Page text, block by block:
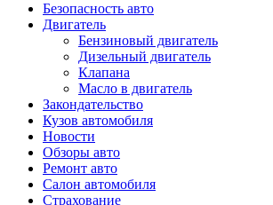
Безопасность авто
Двигатель
Бензиновый двигатель
Дизельный двигатель
Клапана
Масло в двигатель
Закондательство
Кузов автомобиля
Новости
Обзоры авто
Ремонт авто
Салон автомобиля
Страхование